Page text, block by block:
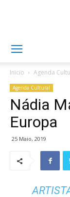
Inicio Agenda
Agenda Cultural
Nádia
Europa
25 Maio, 2019